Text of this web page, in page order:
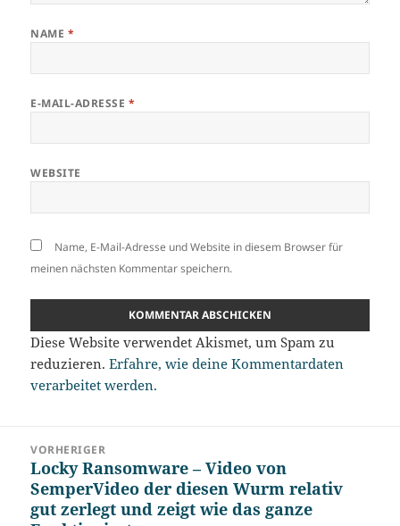
NAME *
E-MAIL-ADRESSE *
WEBSITE
Name, E-Mail-Adresse und Website in diesem Browser für
meinen nächsten Kommentar speichern.
Diese Website verwendet Akismet, um Spam zu
reduzieren.Erfahre, wie deine Kommentardaten
verarbeitet werden.
VORHERIGER
Vorheriger
Beitrag:
Locky Ransomware – Video von
SemperVideo der diesen Wurm relativ
gut zerlegt und zeigt wie das ganze